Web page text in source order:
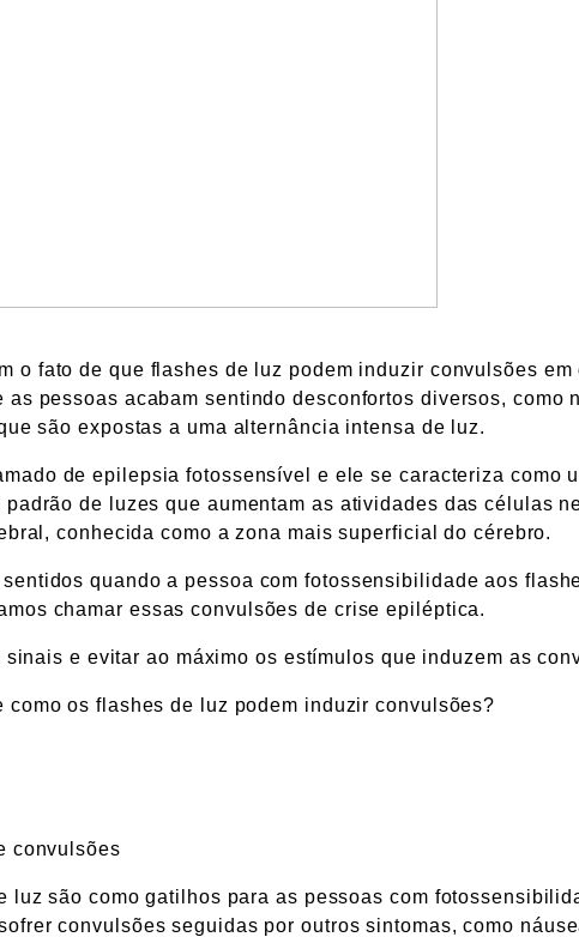
o fato de que flashes de luz podem induzir convulsões em
pessoas acabam sentindo desconfortos diversos, como
são expostas a uma alternância intensa de luz.
de epilepsia fotossensível e ele se caracteriza como
de luzes que aumentam as atividades das células
conhecida como a zona mais superficial do cérebro.
quando a pessoa com fotossensibilidade aos
chamar essas convulsões de crise epiléptica.
e evitar ao máximo os estímulos que induzem as
como os flashes de luz podem induzir convulsões?
convulsões
luz são como gatilhos para as pessoas com
convulsões seguidas por outros sintomas, como